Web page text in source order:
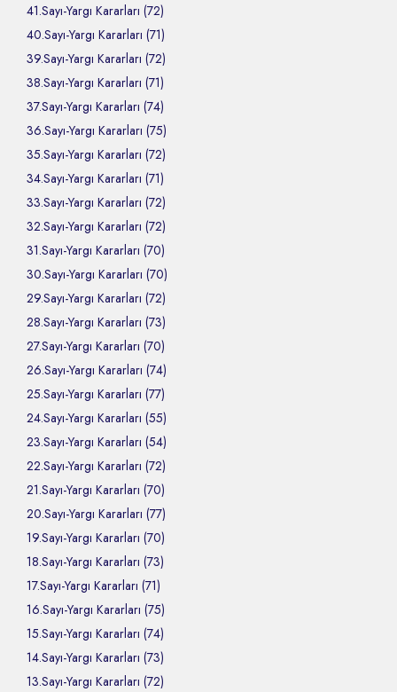
41.Sayı-Yargı Kararları (72)
40.Sayı-Yargı Kararları (71)
39.Sayı-Yargı Kararları (72)
38.Sayı-Yargı Kararları (71)
37.Sayı-Yargı Kararları (74)
36.Sayı-Yargı Kararları (75)
35.Sayı-Yargı Kararları (72)
34.Sayı-Yargı Kararları (71)
33.Sayı-Yargı Kararları (72)
32.Sayı-Yargı Kararları (72)
31.Sayı-Yargı Kararları (70)
30.Sayı-Yargı Kararları (70)
29.Sayı-Yargı Kararları (72)
28.Sayı-Yargı Kararları (73)
27.Sayı-Yargı Kararları (70)
26.Sayı-Yargı Kararları (74)
25.Sayı-Yargı Kararları (77)
24.Sayı-Yargı Kararları (55)
23.Sayı-Yargı Kararları (54)
22.Sayı-Yargı Kararları (72)
21.Sayı-Yargı Kararları (70)
20.Sayı-Yargı Kararları (77)
19.Sayı-Yargı Kararları (70)
18.Sayı-Yargı Kararları (73)
17.Sayı-Yargı Kararları (71)
16.Sayı-Yargı Kararları (75)
15.Sayı-Yargı Kararları (74)
14.Sayı-Yargı Kararları (73)
13.Sayı-Yargı Kararları (72)